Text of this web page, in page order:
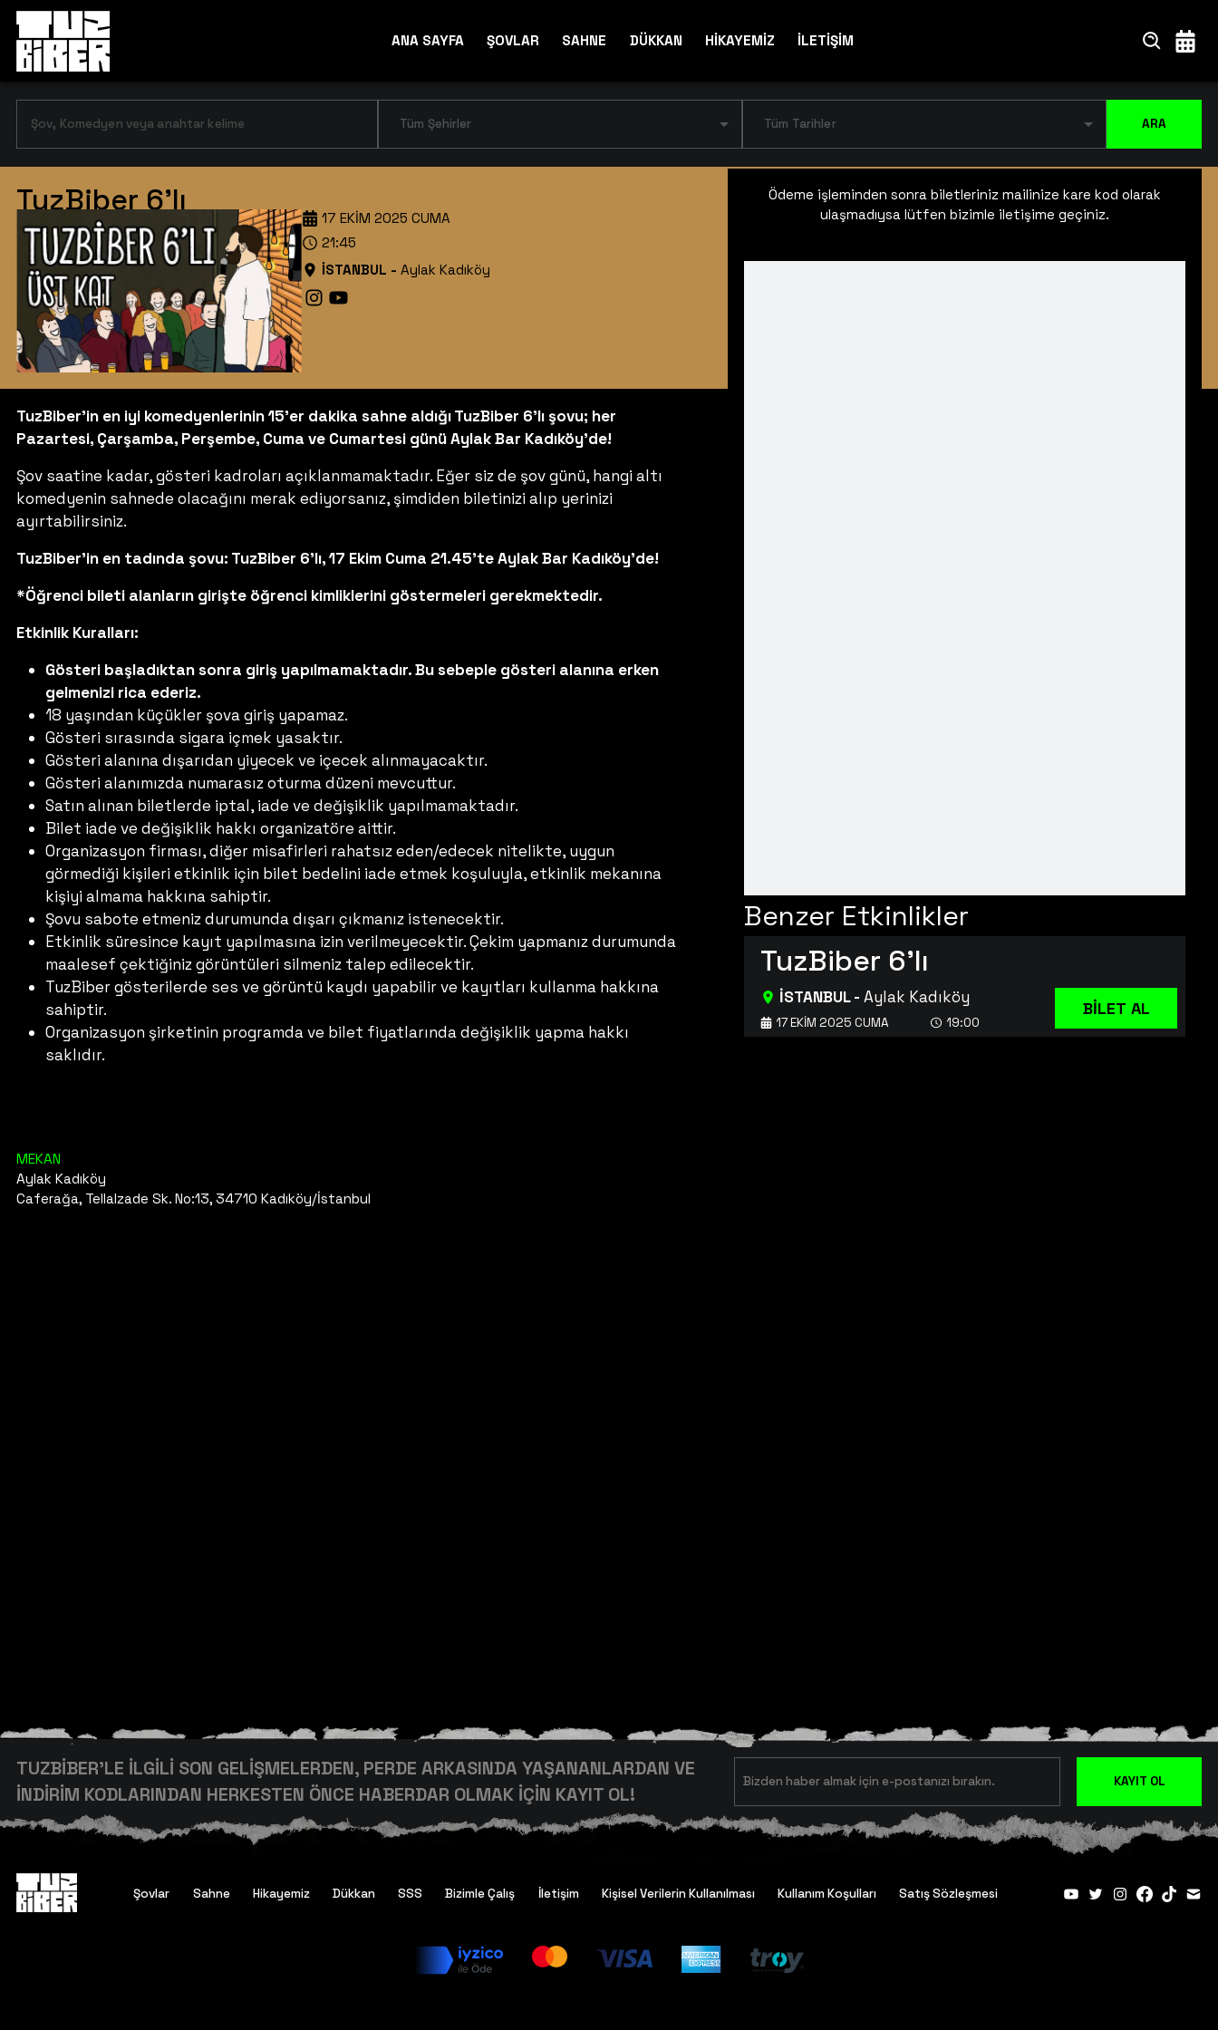
ANA SAYFA ŞOVLAR SAHNE DÜKKAN HİKAYEMİZ İLETİŞİM
Tüm Şehirler Tüm Tarihler ARA
TuzBiber 6'lı
İSTANBUL - Aylak Kadıköy
17 EKIM 2025 CUMA
21:45
TuzBiber’in en iyi komedyenlerinin 15’er dakika sahne aldığı TuzBiber 6’lı şovu; her
Pazartesi, Çarşamba, Perşembe, Cuma ve Cumartesi günü Aylak Bar Kadıköy’de!
Şov saatine kadar, gösteri kadroları açıklanmamaktadır. Eğer siz de şov günü, hangi altı
komedyenin sahnede olacağını merak ediyorsanız, şimdiden biletinizi alıp yerinizi
ayırtabilirsiniz.
TuzBiber’in en tadında şovu: TuzBiber 6’lı, 17 Ekim Cuma 21.45'te Aylak Bar Kadıköy’de!
*Öğrenci bileti alanların girişte öğrenci kimliklerini göstermeleri gerekmektedir.
Etkinlik Kuralları:
Gösteri başladıktan sonra giriş yapılmamaktadır. Bu sebeple gösteri alanına erken
gelmenizi rica ederiz.
18 yaşından küçükler şova giriş yapamaz.
Gösteri sırasında sigara içmek yasaktır.
Gösteri alanına dışarıdan yiyecek ve içecek alınmayacaktır.
Gösteri alanımızda numarasız oturma düzeni mevcuttur.
Satın alınan biletlerde iptal, iade ve değişiklik yapılmamaktadır.
Bilet iade ve değişiklik hakkı organizatöre aittir.
Organizasyon firması, diğer misafirleri rahatsız eden/edecek nitelikte, uygun
görmediği kişileri etkinlik için bilet bedelini iade etmek koşuluyla, etkinlik mekanına
kişiyi almama hakkına sahiptir.
Şovu sabote etmeniz durumunda dışarı çıkmanız istenecektir.
Etkinlik süresince kayıt yapılmasına izin verilmeyecektir. Çekim yapmanız durumunda
maalesef çektiğiniz görüntüleri silmeniz talep edilecektir.
TuzBiber gösterilerde ses ve görüntü kaydı yapabilir ve kayıtları kullanma hakkına
sahiptir.
Organizasyon şirketinin programda ve bilet fiyatlarında değişiklik yapma hakkı
saklıdır.
MEKAN
Aylak Kadıköy
Caferağa, Tellalzade Sk. No:13, 34710 Kadıköy/İstanbul
Ödeme işleminden sonra biletleriniz mailinize kare kod olarak
ulaşmadıysa lütfen bizimle iletişime geçiniz.
Benzer Etkinlikler
TuzBiber 6'lı
İSTANBUL- Aylak Kadıköy
17 EKIM 2025 CUMA 19:00
BİLET AL
TUZBİBER’LE İLGİLİ SON GELİŞMELERDEN, PERDE ARKASINDA YAŞANANLARDAN VE
İNDİRİM KODLARINDAN HERKESTEN ÖNCE HABERDAR OLMAK İÇİN KAYIT OL!
KAYIT OL
Şovlar Sahne Hikayemiz Dükkan SSS Bizimle Çalış İletişim Kişisel Verilerin Kullanılması Kullanım Koşulları Satış Sözleşmesi